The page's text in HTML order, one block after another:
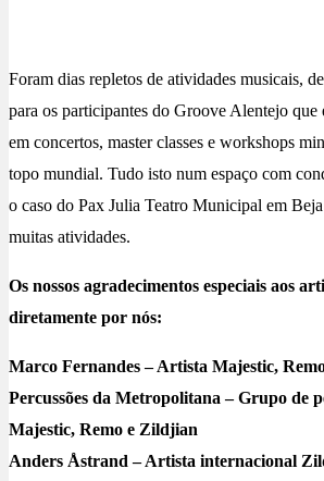
Foram dias repletos de atividades musicais,
para os participantes do Groove Alentejo que
em concertos, master classes e workshops
topo mundial. Tudo isto num espaço com
o caso do Pax Julia Teatro Municipal em
muitas atividades.
Os nossos agradecimentos especiais aos
diretamente por nós:
Marco Fernandes – Artista Majestic,
Percussões da Metropolitana – Grupo de
Majestic, Remo e Zildjian
Anders Åstrand – Artista internacional